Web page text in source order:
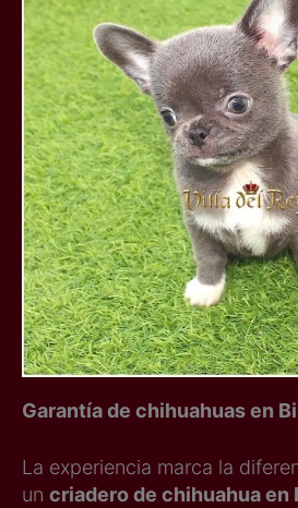
Garantía de chihuahuas en
La experiencia marca la
un criadero de chihuahua en